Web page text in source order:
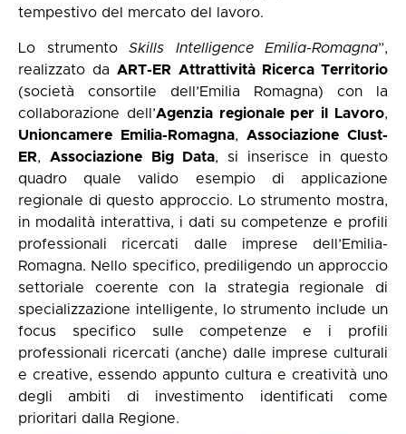
tempestivo del mercato del lavoro.
Lo strumento Skills Intelligence Emilia-Romagna”,
realizzato daART-ER Attrattività Ricerca Territorio
(società consortile dell’Emilia Romagna) con la
collaborazione dell’Agenzia regionale per il Lavoro,
Unioncamere Emilia-Romagna,Associazione Clust-
ER,Associazione Big Data, si inserisce in questo
quadro quale valido esempio di applicazione
regionale di questo approccio. Lo strumento mostra,
in modalità interattiva, i dati su competenze e profili
professionali ricercati dalle imprese dell’Emilia-
Romagna. Nello specifico, prediligendo un approccio
settoriale coerente con la strategia regionale di
specializzazione intelligente, lo strumento include un
focus specifico sulle competenze e i profili
professionali ricercati (anche) dalle imprese culturali
e creative, essendo appunto cultura e creatività uno
degli ambiti di investimento identificati come
prioritari dalla Regione.